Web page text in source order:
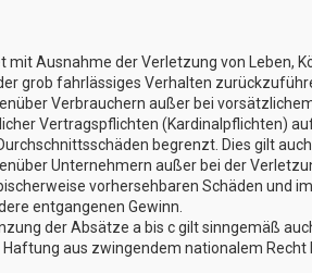
mit Ausnahme der Verletzung von Leben,
grob fahrlässiges Verhalten
Verbrauchern außer bei
Vertragspflichten (Kardinalpflichten)
begrenzt. Dies gilt
Unternehmern außer bei der
vorhersehbaren Schäden und
entgangenen Gewinn.
der Absätze a bis c gilt sinngemäß
aus zwingendem nationalem Recht